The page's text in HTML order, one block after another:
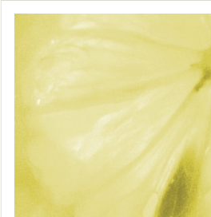
contenu
principal